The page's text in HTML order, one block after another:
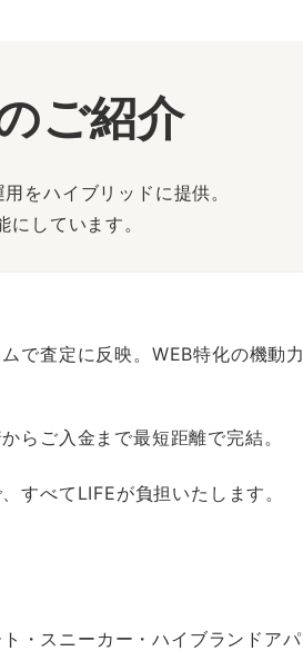
ご紹介
をハイブリッドに提供。
しています。
で査定に反映。WEB特化の機動力
らご入金まで最短距離で完結。
すべてLIFEが負担いたします。
・スニーカー・ハイブランドアパ